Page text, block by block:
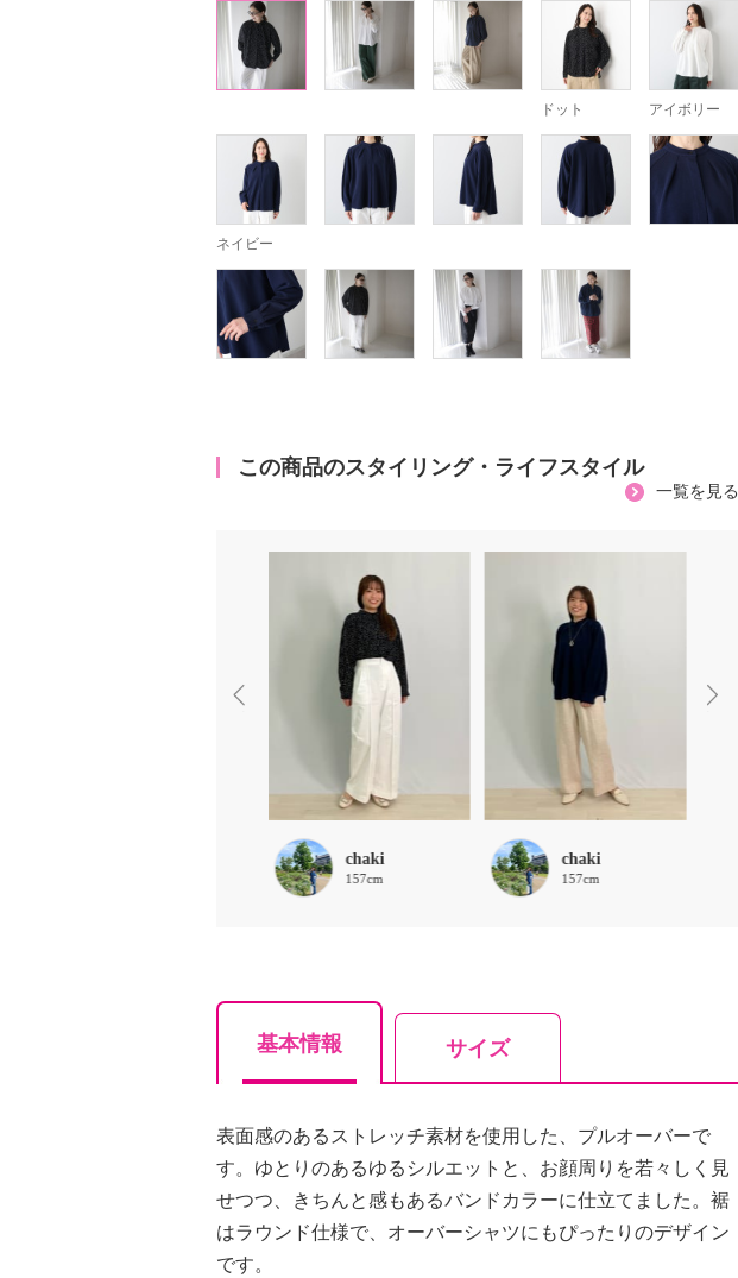
ドット アイボリー
ネイビー
この商品のスタイリング・ライフスタイル
一覧を見る
chaki
157cm
chaki
157cm
基本情報 サイズ
表面感のあるストレッチ素材を使用した、プルオーバーで
す。ゆとりのあるゆるシルエットと、お顔周りを若々しく見
せつつ、きちんと感もあるバンドカラーに仕立てました。裾
はラウンド仕様で、オーバーシャツにもぴったりのデザイン
です。